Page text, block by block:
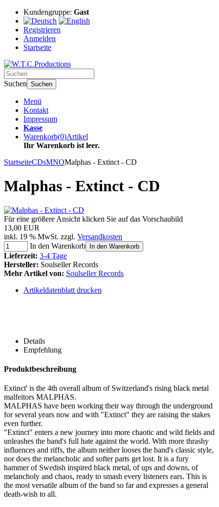
Kundengruppe: Gast
Registrieren
Anmelden
Startseite
Suchen Suchen
Menü
Kontakt
Impressum
Kasse
Warenkorb(0)Artikel
Ihr Warenkorb ist leer.
StartseiteCDsMNOMalphas - Extinct - CD
Malphas - Extinct - CD
Für eine größere Ansicht klicken Sie auf das Vorschaubild
13,00 EUR
inkl. 19 % MwSt. zzgl. Versandkosten
In den Warenkorb
In den Warenkorb
Lieferzeit: 3-4 Tage
Hersteller: Soulseller Records
Mehr Artikel von: Soulseller Records
Artikeldatenblatt drucken
Details
Empfehlung
Produktbeschreibung
Extinct' is the 4th overall album of Switzerland's rising black metal
malfeitors MALPHAS.
MALPHAS have been working their way through the underground
for several years now and with "Extinct" they are raising the stakes
even further.
"Extinct" enters a new journey into more chaotic and wild fields and
unleashes the band's full hate against the world. With more thrashy
influences and riffs, the album neither looses the band's classic style,
nor does the melancholic and softer parts get lost. It is a fury
hammer of Swedish inspired black metal, of ups and downs, of
melancholy and chaos, ready to smash every listeners ears. This is
the most versatile album of the band so far and expresses a general
death-wish to all.